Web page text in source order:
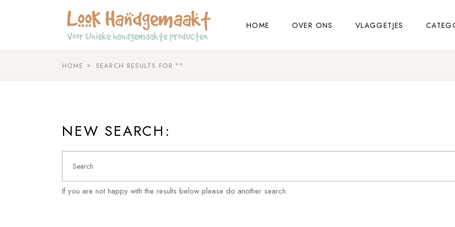
HOME OVER ONS VLAGGETJES
HOME SEARCH RESULTS FOR ""
NEW SEARCH:
Search
If you are not happy with the results below please do another search